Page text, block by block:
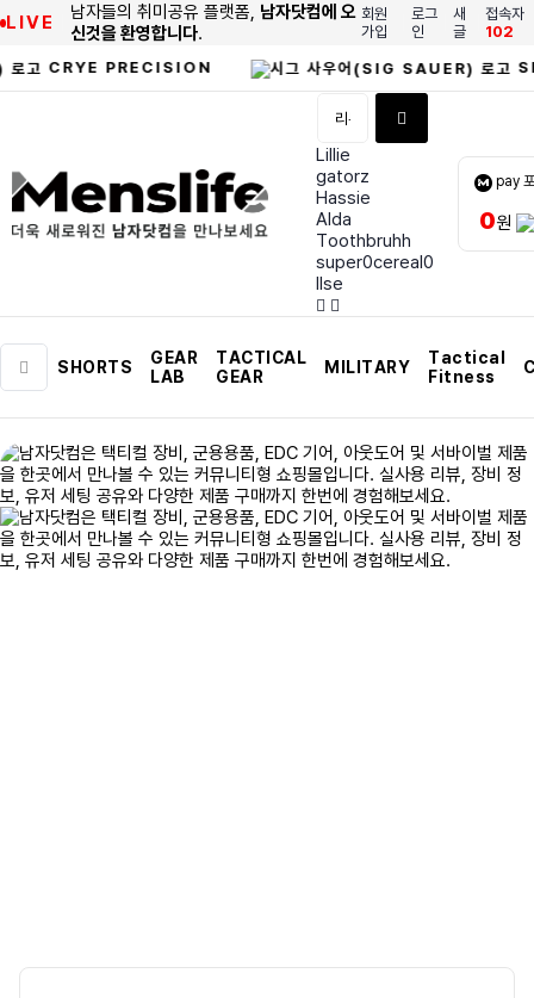
LIVE 남자들의 취미공유 플랫폼, 남자닷컴에 오
신것을 환영합니다.
회원
가입
로그
인
새
글
접속자
102
PRECISION
SIG
Lillie
gatorz
Hassie
Alda
Toothbruhh
super0cereal0
Ilse
pay
0원
SHORTS
GEAR
LAB
TACTICAL
GEAR
MILITARY
Tactical
Fitness